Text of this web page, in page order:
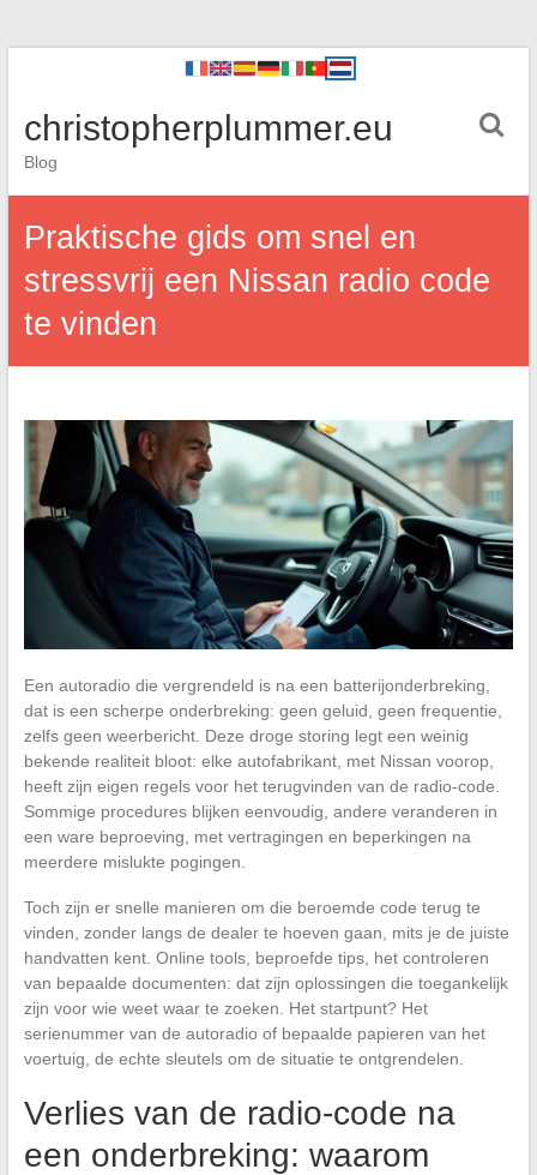
christopherplummer.eu
Blog
Praktische gids om snel en
stressvrij een Nissan radio code
te vinden
Een autoradio die vergrendeld is na een batterijonderbreking,
dat is een scherpe onderbreking: geen geluid, geen frequentie,
zelfs geen weerbericht. Deze droge storing legt een weinig
bekende realiteit bloot: elke autofabrikant, met Nissan voorop,
heeft zijn eigen regels voor het terugvinden van de radio-code.
Sommige procedures blijken eenvoudig, andere veranderen in
een ware beproeving, met vertragingen en beperkingen na
meerdere mislukte pogingen.
Toch zijn er snelle manieren om die beroemde code terug te
vinden, zonder langs de dealer te hoeven gaan, mits je de juiste
handvatten kent. Online tools, beproefde tips, het controleren
van bepaalde documenten: dat zijn oplossingen die toegankelijk
zijn voor wie weet waar te zoeken. Het startpunt? Het
serienummer van de autoradio of bepaalde papieren van het
voertuig, de echte sleutels om de situatie te ontgrendelen.
Verlies van de radio-code na
een onderbreking: waarom